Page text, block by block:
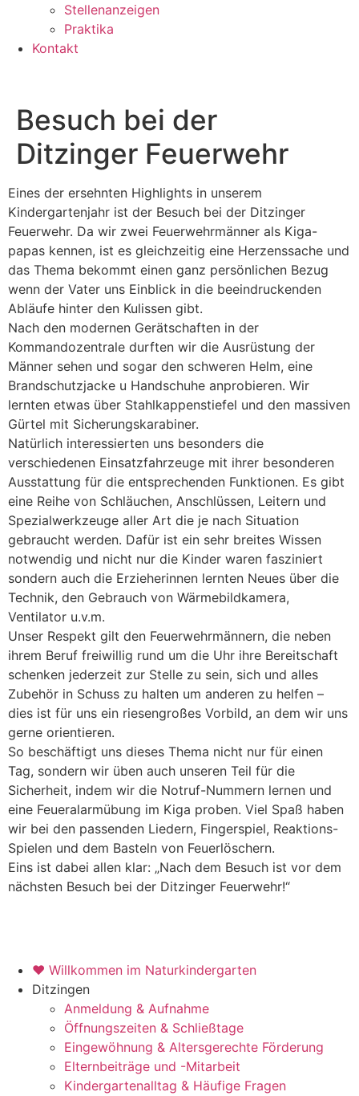
Stellenanzeigen
Praktika
Kontakt
Besuch bei der
Ditzinger Feuerwehr
Eines der ersehnten Highlights in unserem
Kindergartenjahr ist der Besuch bei der Ditzinger
Feuerwehr. Da wir zwei Feuerwehrmänner als Kiga-
papas kennen, ist es gleichzeitig eine Herzenssache und
das Thema bekommt einen ganz persönlichen Bezug
wenn der Vater uns Einblick in die beeindruckenden
Abläufe hinter den Kulissen gibt.
Nach den modernen Gerätschaften in der
Kommandozentrale durften wir die Ausrüstung der
Männer sehen und sogar den schweren Helm, eine
Brandschutzjacke u Handschuhe anprobieren. Wir
lernten etwas über Stahlkappenstiefel und den massiven
Gürtel mit Sicherungskarabiner.
Natürlich interessierten uns besonders die
verschiedenen Einsatzfahrzeuge mit ihrer besonderen
Ausstattung für die entsprechenden Funktionen. Es gibt
eine Reihe von Schläuchen, Anschlüssen, Leitern und
Spezialwerkzeuge aller Art die je nach Situation
gebraucht werden. Dafür ist ein sehr breites Wissen
notwendig und nicht nur die Kinder waren fasziniert
sondern auch die Erzieherinnen lernten Neues über die
Technik, den Gebrauch von Wärmebildkamera,
Ventilator u.v.m.
Unser Respekt gilt den Feuerwehrmännern, die neben
ihrem Beruf freiwillig rund um die Uhr ihre Bereitschaft
schenken jederzeit zur Stelle zu sein, sich und alles
Zubehör in Schuss zu halten um anderen zu helfen –
dies ist für uns ein riesengroßes Vorbild, an dem wir uns
gerne orientieren.
So beschäftigt uns dieses Thema nicht nur für einen
Tag, sondern wir üben auch unseren Teil für die
Sicherheit, indem wir die Notruf-Nummern lernen und
eine Feueralarmübung im Kiga proben. Viel Spaß haben
wir bei den passenden Liedern, Fingerspiel, Reaktions-
Spielen und dem Basteln von Feuerlöschern.
Eins ist dabei allen klar: „Nach dem Besuch ist vor dem
nächsten Besuch bei der Ditzinger Feuerwehr!“
♥ Willkommen im Naturkindergarten
Ditzingen
Anmeldung & Aufnahme
Öffnungszeiten & Schließtage
Eingewöhnung & Altersgerechte Förderung
Elternbeiträge und -Mitarbeit
Kindergartenalltag & Häufige Fragen